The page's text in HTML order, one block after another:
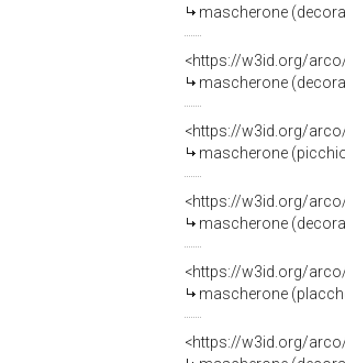
mascherone
<https://w3id.org/
mascherone
<https://w3id.org/
mascherone
<https://w3id.org/
mascherone
<https://w3id.org/
mascherone
<https://w3id.org/